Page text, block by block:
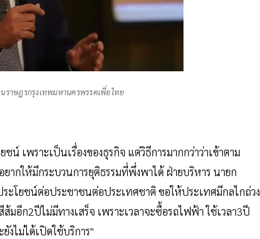
าษฎรกรุงเทพมหานครพรรคเพื่อไทย
เพราะเป็นเรื่องของธุรกิจ แต่วิธีการมากกว่าว่าเข้าตาม
กให้มีกระบวนการยุติธรรมที่พึ่งพาได้ ฝ่ายบริหาร นายก
โยชน์ต่อประชาชนต่อประเทศชาติ ขอให้ประเทศมีกลไกถ่วง
อีก2ปีไม่มีทางเสร็จ เพราะเวลาจะซื้อรถไฟฟ้า ใช้เวลา3ปี
งไม่ได้เปิดใช้บริการ"